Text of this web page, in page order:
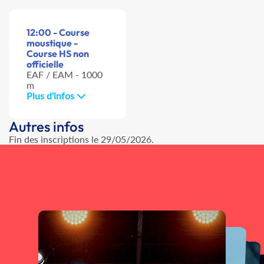
12:00 - Course
moustique -
Course HS non
officielle
EAF / EAM - 1000
m
Plus d'infos
Autres infos
Fin des inscriptions le 29/05/2026.